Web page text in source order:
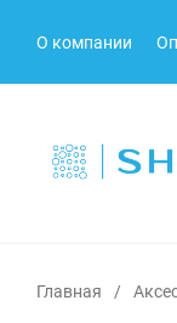
О компании
Главная /